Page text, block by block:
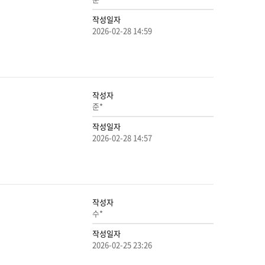
작성일자
2026-02-28 14:59
작성자
준*
작성일자
2026-02-28 14:57
작성자
수*
작성일자
2026-02-25 23:26